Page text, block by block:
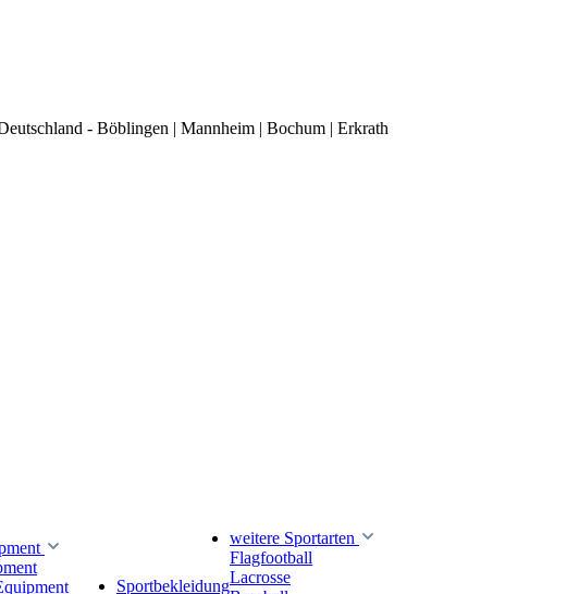
- Böblingen | Mannheim | Bochum | Erkrath
Sportbekleidung
weitere Sportarten
Flagfootball
Lacrosse